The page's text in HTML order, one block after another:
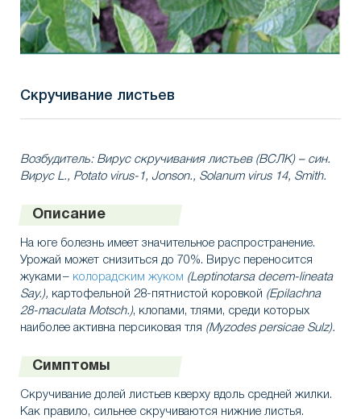
Скручивание листьев
Возбудитель: Вирус скручивания листьев (ВСЛК) – син.
ВирусL., Potato virus-1, Jonson., Solanum virus 14, Smith.
Описание
На юге болезнь имеет значительное распространение.
Урожай может снизиться до 70%. Вирус переносится
жуками – колорадским жуком (Leptinotarsa decem-lineata
Say.), картофельной 28-пятнистой коровкой (Epilachna
28-maculata Motsch.), клопами, тлями, среди которых
наиболее активна персиковая тля (Myzodes persicae Sulz).
Симптомы
Скручивание долей листьев кверху вдоль средней жилки.
Как правило, сильнее скручиваются нижние листья.